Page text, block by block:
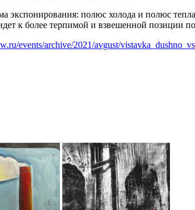
экспонирования: полюс холода и полюс
к более терпимой и взвешенной позиции
events/archive/2021/avgust/